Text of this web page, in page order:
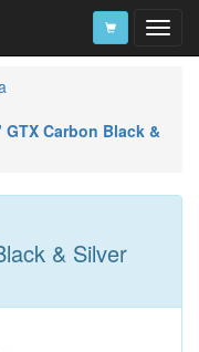
GTX Carbon Black &
& Silver